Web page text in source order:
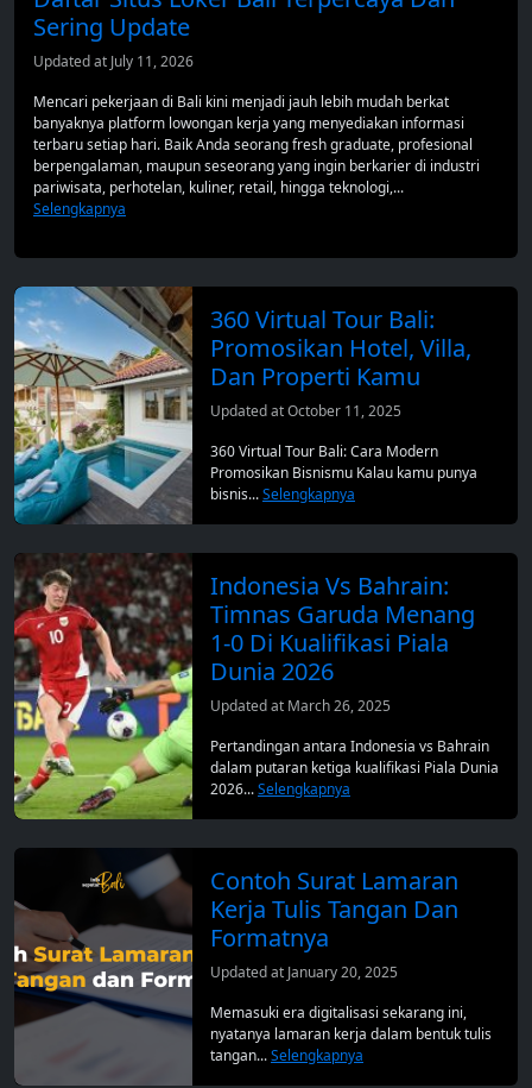
Sering Update
Updated at July 11, 2026
Mencari pekerjaan di Bali kini menjadi jauh lebih mudah berkat
banyaknya platform lowongan kerja yang menyediakan informasi
terbaru setiap hari. Baik Anda seorang fresh graduate, profesional
berpengalaman, maupun seseorang yang ingin berkarier di industri
pariwisata, perhotelan, kuliner, retail, hingga teknologi,...
Selengkapnya
360 Virtual Tour Bali:
Promosikan Hotel, Villa,
Dan Properti Kamu
Updated at October 11, 2025
360 Virtual Tour Bali: Cara Modern
Promosikan Bisnismu Kalau kamu punya
bisnis...Selengkapnya
Indonesia Vs Bahrain:
Timnas Garuda Menang
1-0 Di Kualifikasi Piala
Dunia 2026
Updated at March 26, 2025
Pertandingan antara Indonesia vs Bahrain
dalam putaran ketiga kualifikasi Piala Dunia
2026...Selengkapnya
Contoh Surat Lamaran
Kerja Tulis Tangan Dan
Formatnya
Updated at January 20, 2025
Memasuki era digitalisasi sekarang ini,
nyatanya lamaran kerja dalam bentuk tulis
tangan...Selengkapnya